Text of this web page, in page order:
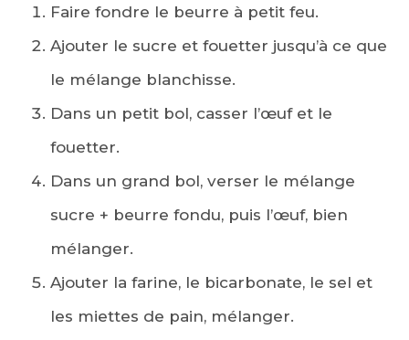
Faire fondre le beurre à petit feu.
Ajouter le sucre et fouetter jusqu’à ce que
le mélange blanchisse.
Dans un petit bol, casser l’œuf et le
fouetter.
Dans un grand bol, verser le mélange
sucre + beurre fondu, puis l’œuf, bien
mélanger.
Ajouter la farine, le bicarbonate, le sel et
les miettes de pain, mélanger.